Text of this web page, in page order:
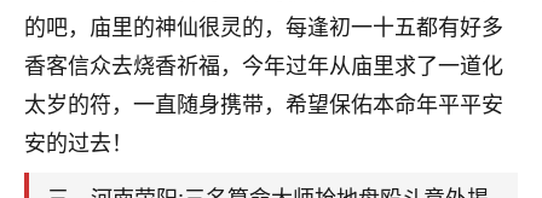
的吧，庙里的神仙很灵的，每逢初一十五都有好多
香客信众去烧香祈福，今年过年从庙里求了一道化
太岁的符，一直随身携带，希望保佑本命年平平安
安的过去！
17分钟前 来自湖北 19
心若莲花
我是做餐饮的，这两年，生意屡屡受挫，店开一家关
一家，要么生意不好，生意好的就出事。前些年攒的